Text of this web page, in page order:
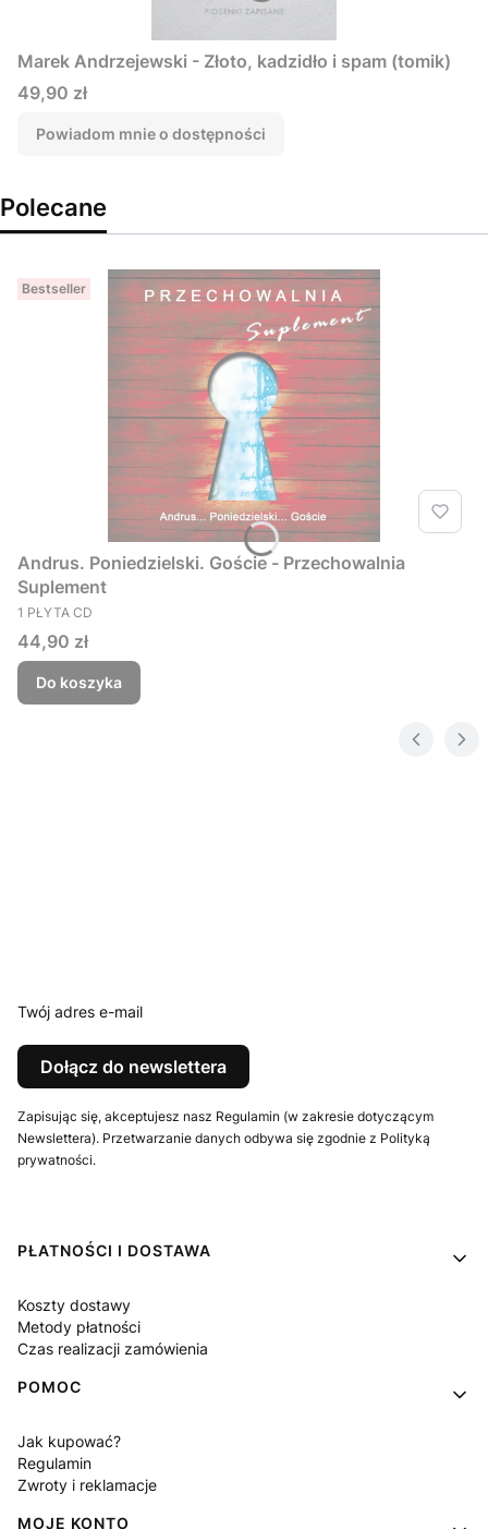
Marek Andrzejewski - Złoto, kadzidło i spam (tomik)
Cena
49,90 zł
Powiadom mnie o dostępności
Polecane
Bestseller
Andrus. Poniedzielski. Goście - Przechowalnia
Suplement
PRODUCENT
1 PŁYTA CD
Cena
44,90 zł
Do koszyka
Twój adres e-mail
Dołącz do newslettera
Zapisując się, akceptujesz nasz Regulamin (w zakresie dotyczącym
Newslettera). Przetwarzanie danych odbywa się zgodnie z Polityką
prywatności.
Linki w stopce
PŁATNOŚCI I DOSTAWA
Koszty dostawy
Metody płatności
Czas realizacji zamówienia
POMOC
Jak kupować?
Regulamin
Zwroty i reklamacje
MOJE KONTO